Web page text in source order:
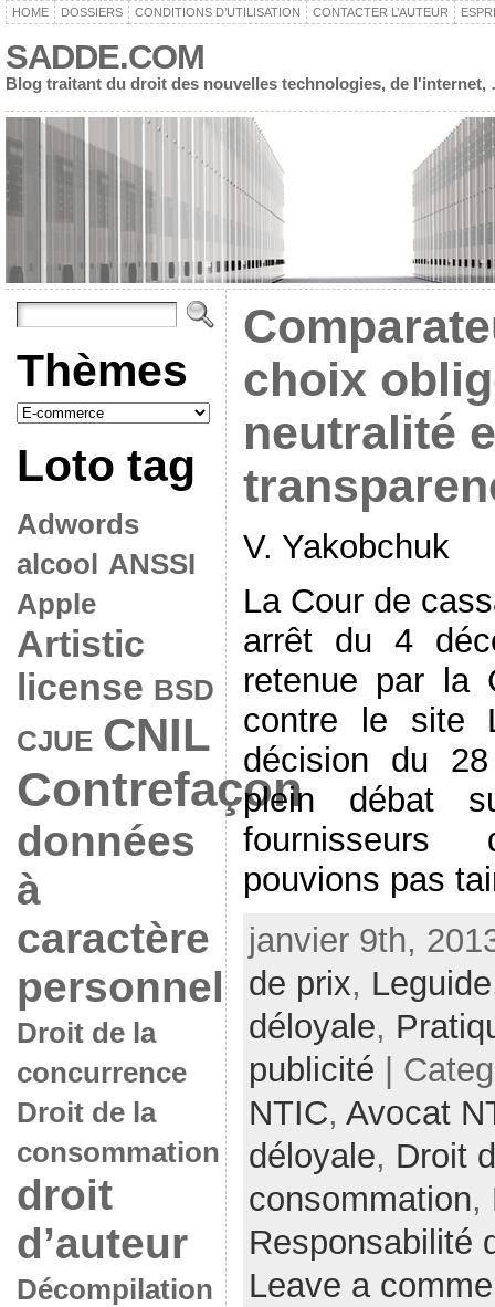
HOME DOSSIERS CONDITIONS D’UTILISATION CONTACTER L’AUTEUR
SADDE.COM
Blog traitant du droit des nouvelles technologies, de l'internet,
Thèmes
Loto tag
Adwords
alcool
ANSSI
Apple
Artistic
license BSD
CJUE CNIL
Contrefaçon
données
à
caractère
personnel
Droit de la
concurrence
Droit de la
consommation
droit
d’auteur
Décompilation
choix
neutralité
V. Yakobchuk
La Cour de
arrêt du 4
retenue par la
contre le site
décision du
plein débat
pouvions pas
janvier 9th,
de prix,
déloyale,
publicité |
NTIC, Avocat
déloyale, Droit
consommation,
Responsabilité
Leave a